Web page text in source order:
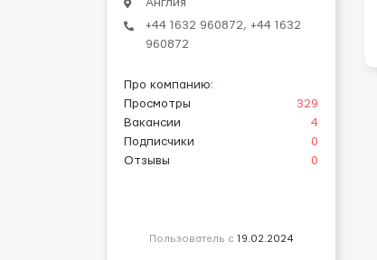
Англия
+44 1632 960872, +44 1632
960872
Про компанию:
Просмотры
329
Вакансии
4
Подписчики
0
Отзывы
0
Пользователь с 19.02.2024